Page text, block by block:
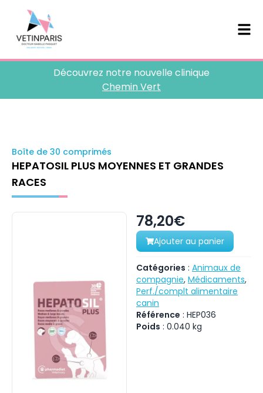
Découvrez notre nouvelle clinique
Chemin Vert
Boîte de 30 comprimés
HEPATOSIL PLUS MOYENNES ET GRANDES
RACES
78,20€
Ajouter au panier
Catégories : Animaux de
compagnie, Médicaments,
Perf./complt alimentaire
canin
Référence : HEP036
Poids : 0.040 kg